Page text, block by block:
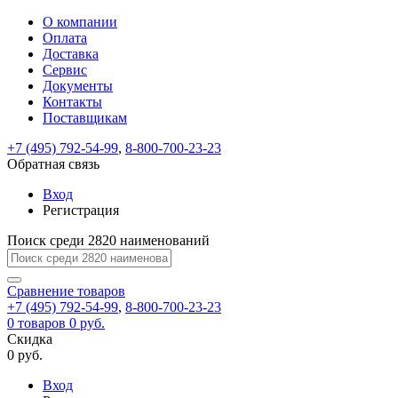
ВходРегистрация
Только
test@example.com
отправлена
по
ней
для
регистрации.
Ок
Только
Запомнить
меня
Забыли
Восстановление
пароля
Заполните
форму.
Мы
отправим
ссылку
на
указанный
электронный
адрес,
перейдя
по
которой
вы
новый
На
вашу
test@test.ru
отправлена
ссылка.
Перейдите
по
для
смены
пароля.
Введите
новый
пароль
Сменить
Пароль
успешно
Войти
Обратная
связь
Сообщение
пользовательского
соглашения
Ваше
сообщение
успешно
О компании
Оплата
Доставка
Сервис
Документы
Контакты
Поставщикам
+7 (495) 792-54-99, 8-800-700-23-23
Обратная связь
Вход
Регистрация
Поиск среди 2820 наименований
Сравнение товаров
+7 (495) 792-54-99, 8-800-700-23-23
0 товаров 0 руб.
Скидка
0 руб.
Вход